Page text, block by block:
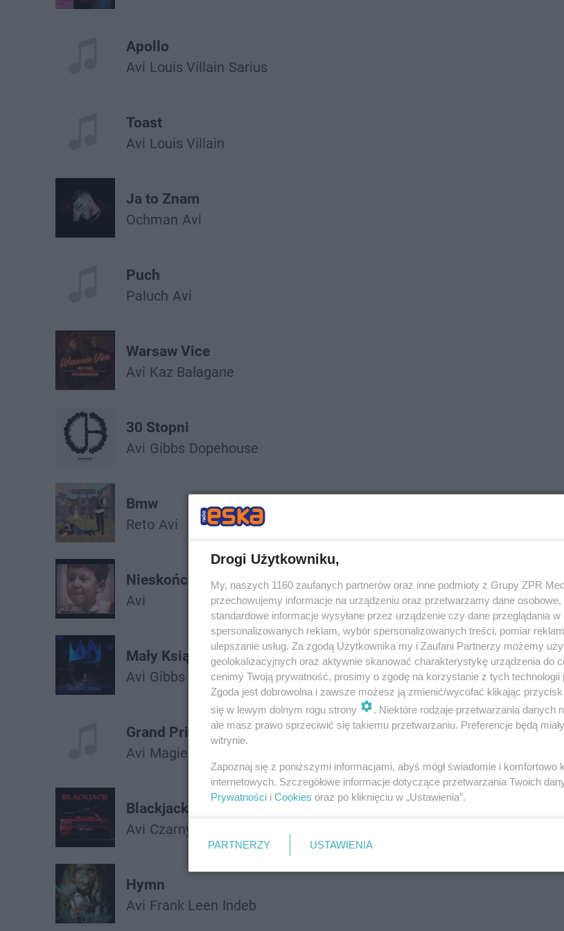
Apollo
Avi Louis Villain Sarius
Toast
Avi Louis Villain
Ja to Znam
Ochman Avi
Puch
Paluch Avi
Warsaw Vice
Avi Kaz Bałagane
30 Stopni
Avi Gibbs Dopehouse
Bmw
Reto Avi
Nieskończoność
Avi
Mały Książę
Avi Gibbs
Grand Prix
Avi Magiera
Blackjack
Avi Czarny Hifi
Hymn
Avi Frank Leen Indeb
Drogi Użytkowniku,
My, naszych 1160 zaufanych partnerów oraz inne podmioty z Grupy ZPR
przechowujemy informacje na urządzeniu oraz przetwarzamy dane
standardowe informacje wysyłane przez urządzenie czy dane przeglądania
spersonalizowanych reklam, wybór spersonalizowanych treści, pomiar
ulepszanie usług. Za zgodą Użytkownika my i Zaufani Partnerzy możemy
geolokalizacyjnych oraz aktywnie skanować charakterystykę urządzenia do
cenimy Twoją prywatność, prosimy o zgodę na korzystanie z tych technologii
Zgoda jest dobrowolna i zawsze możesz ją zmienić/wycofać klikając
się w lewym dolnym rogu strony
. Niektóre rodzaje przetwarzania danych
ale masz prawo sprzeciwić się takiemu przetwarzaniu. Preferencje będą
witrynie.
Zapoznaj się z poniższymi informacjami, abyś mógł świadomie i
internetowych. Szczegółowe informacje dotyczące przetwarzania Twoich
Prywatności i Cookies oraz po kliknięciu w „Ustawienia”.
PARTNERZY USTAWIENIA